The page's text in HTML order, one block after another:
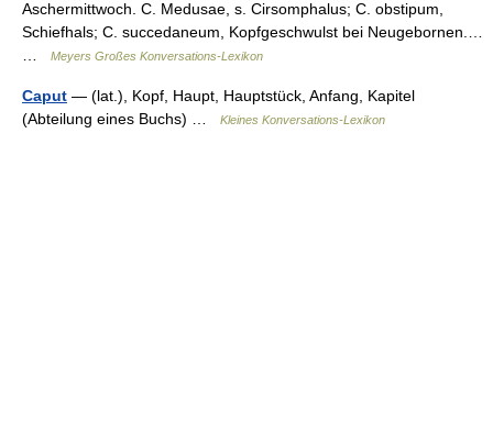
Aschermittwoch. C. Medusae, s. Cirsomphalus; C. obstipum,
Schiefhals; C. succedaneum, Kopfgeschwulst bei Neugebornen.…
Meyers Großes Konversations-Lexikon
Caput — (lat.), Kopf, Haupt, Hauptstück, Anfang, Kapitel
(Abteilung eines Buchs) …
Kleines Konversations-Lexikon